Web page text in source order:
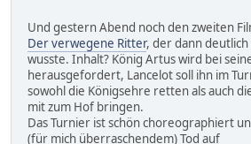
Und gestern Abend noch den zweiten
Der verwegene Ritter, der dann
wusste. Inhalt? König Artus wird bei
herausgefordert, Lancelot soll ihn im
sowohl die Königsehre retten als auch
mit zum Hof bringen.
Das Turnier ist schön choreographiert
(für mich überraschendem) Tod auf